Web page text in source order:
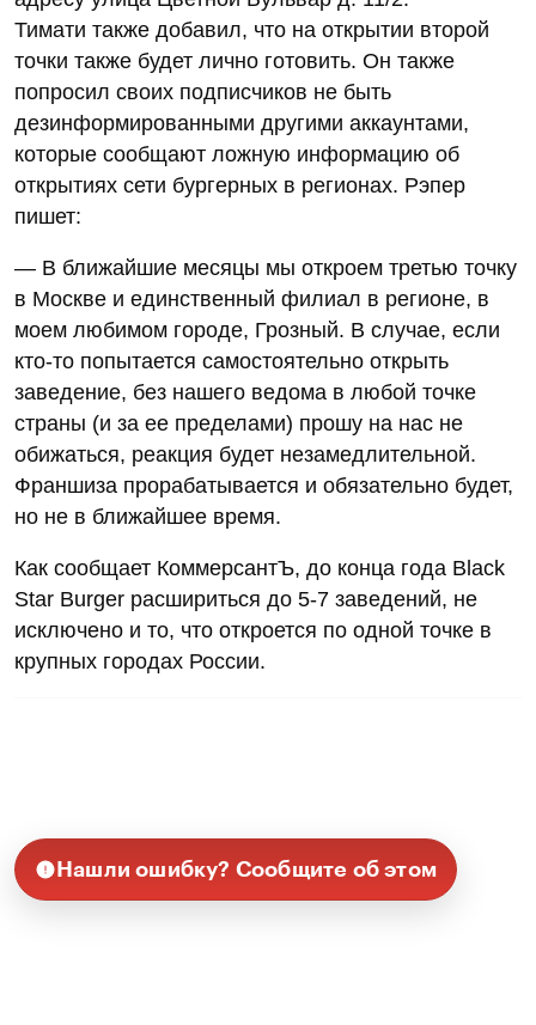
Тимати также добавил, что на открытии второй
точки также будет лично готовить. Он также
попросил своих подписчиков не быть
дезинформированными другими аккаунтами,
которые сообщают ложную информацию об
открытиях сети бургерных в регионах. Рэпер
пишет:
— В ближайшие месяцы мы откроем третью точку
в Москве и единственный филиал в регионе, в
моем любимом городе, Грозный. В случае, если
кто-то попытается самостоятельно открыть
заведение, без нашего ведома в любой точке
страны (и за ее пределами) прошу на нас не
обижаться, реакция будет незамедлительной.
Франшиза прорабатывается и обязательно будет,
но не в ближайшее время.
Как сообщает КоммерсантЪ, до конца года Black
Star Burger расшириться до 5-7 заведений, не
исключено и то, что откроется по одной точке в
крупных городах России.
Нашли ошибку? Сообщите об этом